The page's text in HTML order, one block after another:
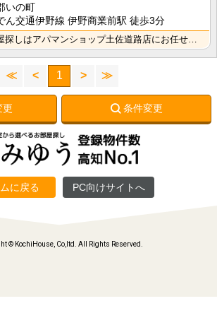
いの町
ん交通伊野線 伊野商業前駅 徒歩3分
吾川郡いの町のお部屋探しはアパマンショップ土佐道路店にお任せください。
≪ < 1 > ≫
更 条件変更
に戻る PC向けサイトへ
© KochiHouse, Co,ltd. All Rights Reserved.